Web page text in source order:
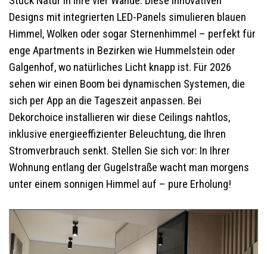
Designs mit integrierten LED-Panels simulieren blauen
Himmel, Wolken oder sogar Sternenhimmel – perfekt für
enge Apartments in Bezirken wie Hummelstein oder
Galgenhof, wo natürliches Licht knapp ist. Für 2026
sehen wir einen Boom bei dynamischen Systemen, die
sich per App an die Tageszeit anpassen. Bei
Dekorchoice installieren wir diese Ceilings nahtlos,
inklusive energieeffizienter Beleuchtung, die Ihren
Stromverbrauch senkt. Stellen Sie sich vor: In Ihrer
Wohnung entlang der Gugelstraße wacht man morgens
unter einem sonnigen Himmel auf – pure Erholung!